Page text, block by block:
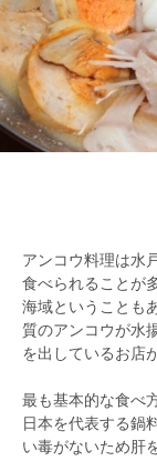
アンコウ料理は水
食べられることが
海域ということも
質のアンコウが水
を出しているお店
最も基本的な食べ
日本を代表する鍋
い毒がないため肝